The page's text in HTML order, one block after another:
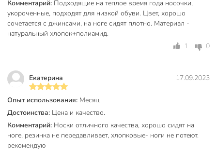
Комментарий: Подходящие на теплое время года носочки,
укороченные, подходят для низкой обуви. Цвет, хорошо
сочетается с джинсами, на ноге сидят плотно. Материал -
натуральный хлопок+полиамид.
1
0
Екатерина 17.09.2023
Опыт использования: Месяц
Достоинства: Цена и качество.
Комментарий: Носки отличного качества, хорошо сидят на
ноге, резинка не передавливает, хлопковые- ноги не потеют.
рекомендую